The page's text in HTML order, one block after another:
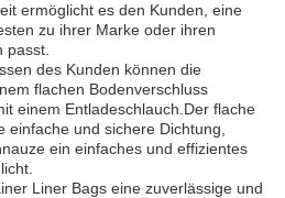
ermöglicht es den Kunden, eine
zu ihrer Marke oder ihren
passt.
des Kunden können die
flachen Bodenverschluss
einem Entladeschlauch.Der flache
einfache und sichere Dichtung,
ein einfaches und effizientes
Liner Bags eine zuverlässige und